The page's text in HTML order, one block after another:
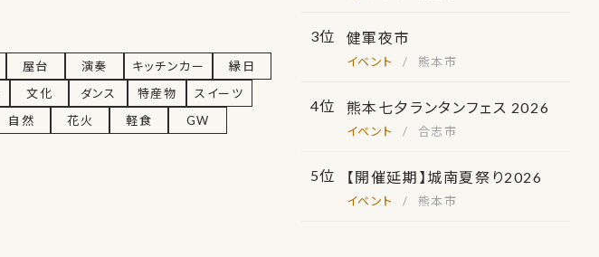
屋台 演奏 キッチンカー
縁日
文化 ダンス 特産物
スイーツ
自然 花火 軽食
GW
健軍夜市
熊本市
熊本七夕ランタンフェス 2026
合志市
【開催延期】城南夏祭り2026
熊本市